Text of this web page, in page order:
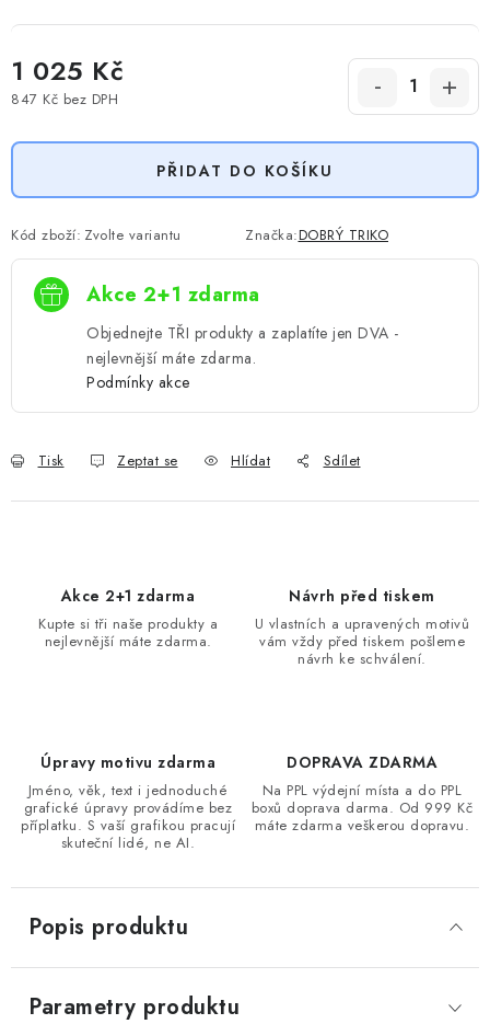
1 025 Kč
847 Kč bez DPH
PŘIDAT DO KOŠÍKU
Kód zboží: Zvolte variantu Značka:DOBRÝ TRIKO
Akce 2+1 zdarma
Objednejte TŘI produkty a zaplatíte jen DVA -
nejlevnější máte zdarma.
Podmínky akce
Tisk Zeptat se Hlídat Sdílet
Akce 2+1 zdarma
Kupte si tři naše produkty a
nejlevnější máte zdarma.
Návrh před tiskem
U vlastních a upravených motivů
vám vždy před tiskem pošleme
návrh ke schválení.
Úpravy motivu zdarma
Jméno, věk, text i jednoduché
grafické úpravy provádíme bez
příplatku. S vaší grafikou pracují
skuteční lidé, ne AI.
DOPRAVA ZDARMA
Na PPL výdejní místa a do PPL
boxů doprava darma. Od 999 Kč
máte zdarma veškerou dopravu.
Popis produktu
Parametry produktu